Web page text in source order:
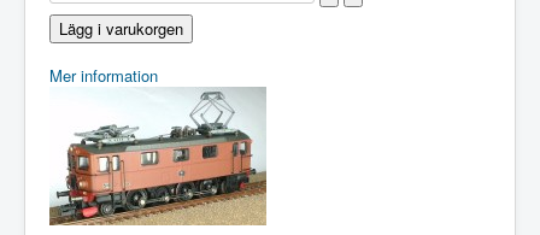
Mer information